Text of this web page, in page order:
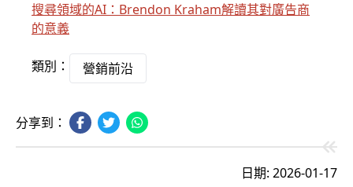
搜尋領域的AI：Brendon Kraham解讀其對廣告商
的意義
類別： 營銷前沿
分享到：
日期: 2026-01-17